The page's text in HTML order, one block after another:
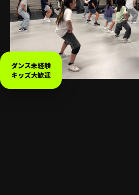
ダンス未経験
キッズ大歓迎